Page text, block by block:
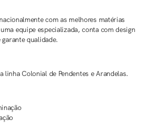
com as melhores matérias
equipe especializada, conta com design
qualidade.
linha Colonial de Pendentes e Arandelas.